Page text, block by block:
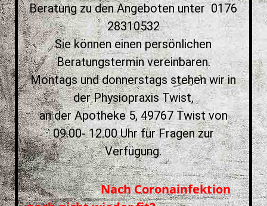
Beratung zu den Angeboten unter 0176
28310532
Sie können einen persönlichen
Beratungstermin vereinbaren.
Montags und donnerstags stehen wir in
der Physiopraxis Twist,
an der Apotheke 5, 49767 Twist von
09.00- 12.00 Uhr für Fragen zur
Verfügung.
Nach Coronainfektion